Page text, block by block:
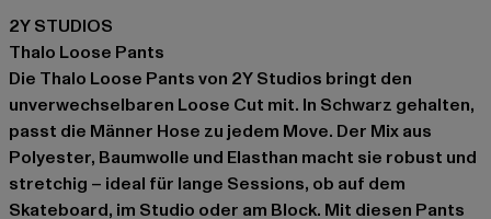
2Y STUDIOS
Thalo Loose Pants
Die Thalo Loose Pants von 2Y Studios bringt den
unverwechselbaren Loose Cut mit. In Schwarz gehalten,
passt die Männer Hose zu jedem Move. Der Mix aus
Polyester, Baumwolle und Elasthan macht sie robust und
stretchig – ideal für lange Sessions, ob auf dem
Skateboard, im Studio oder am Block. Mit diesen Pants